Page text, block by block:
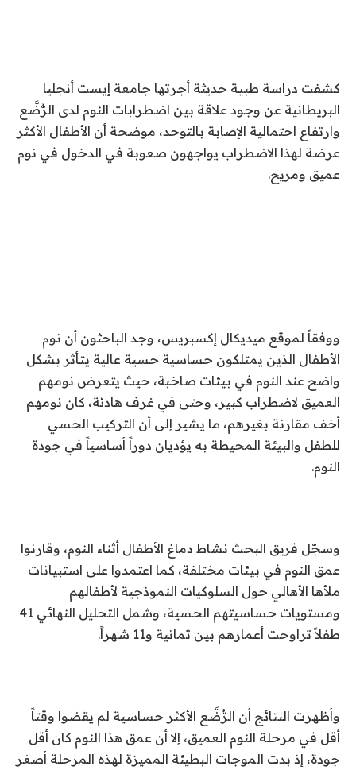
كشفت دراسة طبية حديثة أجرتها جامعة إيست أنجليا
البريطانية عن وجود علاقة بين اضطرابات النوم لدى الرُّضَّع
وارتفاع احتمالية الإصابة بالتوحد، موضحة أن الأطفال الأكثر
عرضة لهذا الاضطراب يواجهون صعوبة في الدخول في نوم
عميق ومريح.
ووفقاً لموقع ميديكال إكسبريس، وجد الباحثون أن نوم
الأطفال الذين يمتلكون حساسية حسية عالية يتأثر بشكل
واضح عند النوم في بيئات صاخبة، حيث يتعرض نومهم
العميق لاضطراب كبير، وحتى في غرف هادئة، كان نومهم
أخف مقارنة بغيرهم، ما يشير إلى أن التركيب الحسي
للطفل والبيئة المحيطة به يؤديان دوراً أساسياً في جودة
النوم.
وسجّل فريق البحث نشاط دماغ الأطفال أثناء النوم، وقارنوا
عمق النوم في بيئات مختلفة، كما اعتمدوا على استبيانات
ملأها الأهالي حول السلوكيات النموذجية لأطفالهم
ومستويات حساسيتهم الحسية، وشمل التحليل النهائي 41
طفلاً تراوحت أعمارهم بين ثمانية و11 شهراً.
وأظهرت النتائج أن الرُّضَّع الأكثر حساسية لم يقضوا وقتاً
أقل في مرحلة النوم العميق، إلا أن عمق هذا النوم كان أقل
جودة، إذ بدت الموجات البطيئة المميزة لهذه المرحلة أصغر